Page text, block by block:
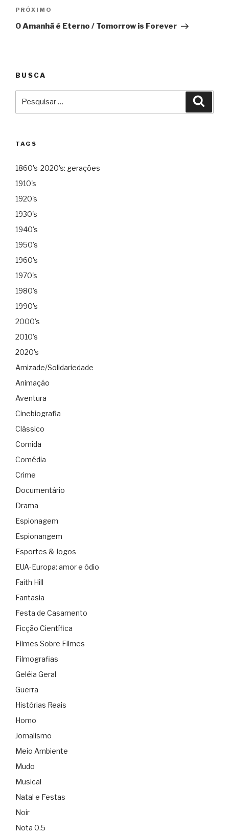
Próximo
PRÓXIMO
O Amanhã é Eterno / Tomorrow is Forever
BUSCA
TAGS
1860's-2020's: gerações
1910's
1920's
1930's
1940's
1950's
1960's
1970's
1980's
1990's
2000's
2010's
2020's
Amizade/Solidariedade
Animação
Aventura
Cinebiografia
Clássico
Comida
Comédia
Crime
Documentário
Drama
Espionagem
Espionangem
Esportes & Jogos
EUA-Europa: amor e ódio
Faith Hill
Fantasia
Festa de Casamento
Ficção Científica
Filmes Sobre Filmes
Filmografias
Geléia Geral
Guerra
Histórias Reais
Homo
Jornalismo
Meio Ambiente
Mudo
Musical
Natal e Festas
Noir
Nota 0.5